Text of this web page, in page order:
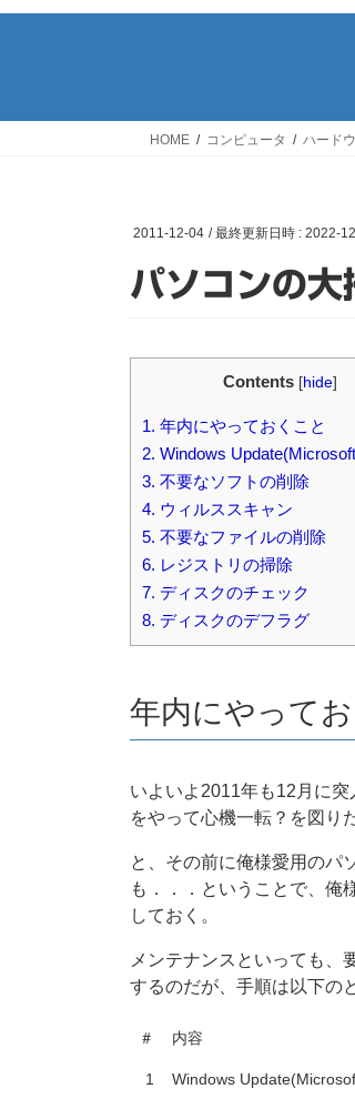
HOME コンピュータ ハード
2011-12-04 / 最終更新日時 : 2022-
パソコンの大
Contents [hide]
1. 年内にやっておくこと
2. Windows
3. 不要なソフトの削除
4. ウィルススキャン
5. 不要なファイルの削除
6. レジストリの掃除
7. ディスクのチェック
8. ディスクのデフラグ
年内にやって
いよいよ2011年も12月に
をやって心機一転？を図り
と、その前に俺様愛用のパ
も．．．ということで、俺
しておく。
メンテナンスといっても、
するのだが、手順は以下の
＃ 内容
1 Windows